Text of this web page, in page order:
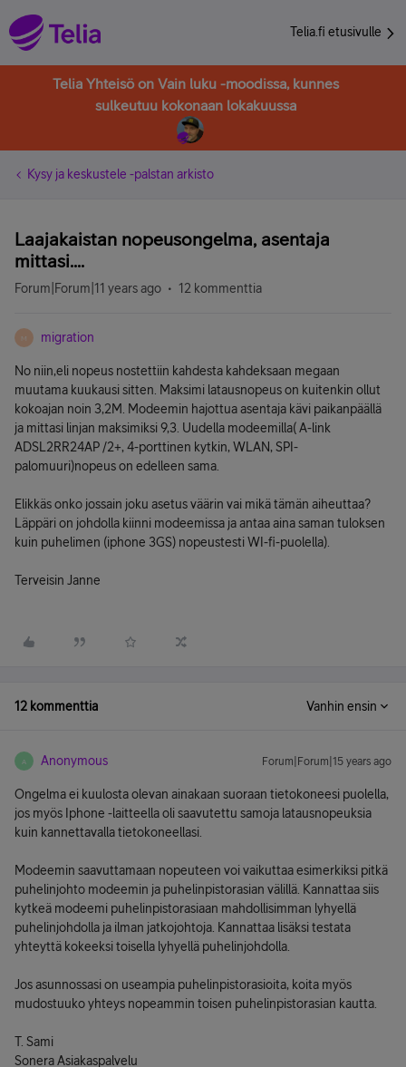
Telia.fi etusivulle
Telia Yhteisö on Vain luku -moodissa, kunnes
sulkeutuu kokonaan lokakuussa
Kysy ja keskustele -palstan arkisto
Laajakaistan nopeusongelma, asentaja
mittasi....
Forum|Forum|11 years ago 12 kommenttia
M migration
No niin,eli nopeus nostettiin kahdesta kahdeksaan megaan
muutama kuukausi sitten. Maksimi latausnopeus on kuitenkin ollut
kokoajan noin 3,2M. Modeemin hajottua asentaja kävi paikanpäällä
ja mittasi linjan maksimiksi 9,3. Uudella modeemilla( A-link
ADSL2RR24AP /2+, 4-porttinen kytkin, WLAN, SPI-
palomuuri)nopeus on edelleen sama.
Elikkäs onko jossain joku asetus väärin vai mikä tämän aiheuttaa?
Läppäri on johdolla kiinni modeemissa ja antaa aina saman tuloksen
kuin puhelimen (iphone 3GS) nopeustesti WI-fi-puolella).
Terveisin Janne
12 kommenttia Vanhin ensin
A Anonymous Forum|Forum|15 years ago
Ongelma ei kuulosta olevan ainakaan suoraan tietokoneesi puolella,
jos myös Iphone -laitteella oli saavutettu samoja latausnopeuksia
kuin kannettavalla tietokoneellasi.
Modeemin saavuttamaan nopeuteen voi vaikuttaa esimerkiksi pitkä
puhelinjohto modeemin ja puhelinpistorasian välillä. Kannattaa siis
kytkeä modeemi puhelinpistorasiaan mahdollisimman lyhyellä
puhelinjohdolla ja ilman jatkojohtoja. Kannattaa lisäksi testata
yhteyttä kokeeksi toisella lyhyellä puhelinjohdolla.
Jos asunnossasi on useampia puhelinpistorasioita, koita myös
mudostuuko yhteys nopeammin toisen puhelinpistorasian kautta.
T. Sami
Sonera Asiakaspalvelu